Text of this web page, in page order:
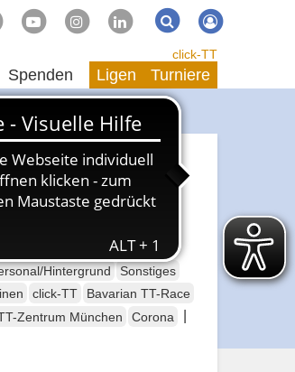
Suche Suchen
Spenden
click-TT
Ligen Turniere
Mannschaftssport Jugend
Hintergrund
Sonstiges
click-TT
Bavarian TT-Race
Zentrum München Corona